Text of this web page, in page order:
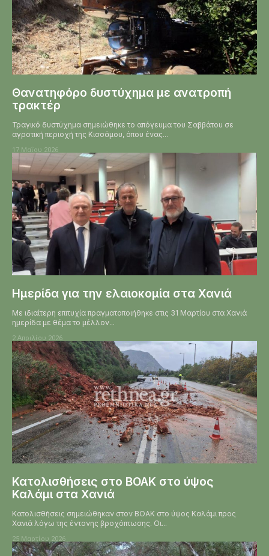
Θανατηφόρο δυστύχημα με ανατροπή
τρακτέρ
Τραγικό δυστύχημα σημειώθηκε το απόγευμα του Σαββάτου σε
αγροτική περιοχή της Κισσάμου, όπου ένας...
17 Μαΐου 2026
Ημερίδα για την ελαιοκομία στα Χανιά
Με ιδιαίτερη επιτυχία πραγματοποιήθηκε στις 31 Μαρτίου στα Χανιά
ημερίδα με θέμα το μέλλον...
2 Απριλίου 2026
Κατολισθήσεις στο ΒΟΑΚ στο ύψος
Καλάμι στα Χανιά
Κατολισθήσεις σημειώθηκαν στον ΒΟΑΚ στο ύψος Καλάμι προς
Χανιά λόγω της έντονης βροχόπτωσης. Οι...
25 Μαρτίου 2026